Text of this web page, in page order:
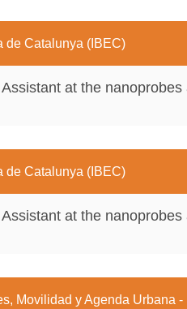
de Catalunya (IBEC)
at the
de Catalunya (IBEC)
at the
Movilidad y Agenda Urbana -